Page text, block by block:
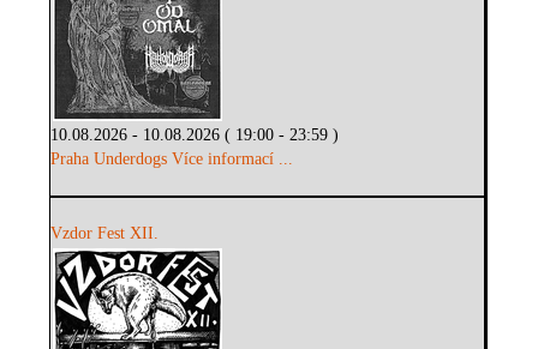
10.08.2026 - 10.08.2026 ( 19:00 - 23:59 )
Praha Underdogs Více informací ...
Vzdor Fest XII.